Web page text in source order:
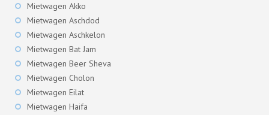
Mietwagen Akko
Mietwagen Aschdod
Mietwagen Aschkelon
Mietwagen Bat Jam
Mietwagen Beer Sheva
Mietwagen Cholon
Mietwagen Eilat
Mietwagen Haifa